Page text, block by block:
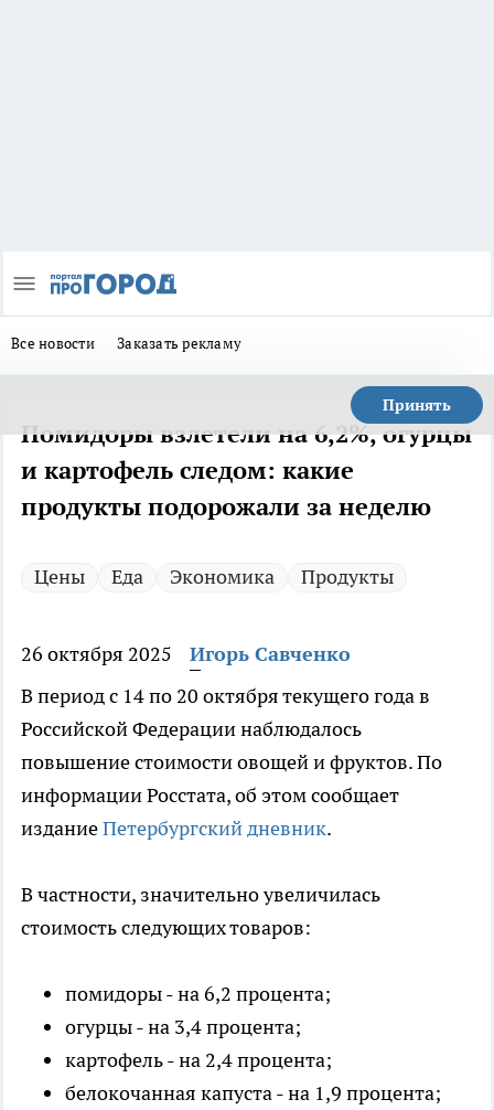
Все новости Заказать рекламу
Принять
Помидоры взлетели на 6,2%, огурцы
и картофель следом: какие
продукты подорожали за неделю
Цены Еда Экономика Продукты
26 октября 2025
Игорь Савченко
В период с 14 по 20 октября текущего года в
Российской Федерации наблюдалось
повышение стоимости овощей и фруктов. По
информации Росстата, об этом сообщает
изданиеПетербургский дневник.
В частности, значительно увеличилась
стоимость следующих товаров:
помидоры - на 6,2 процента;
огурцы - на 3,4 процента;
картофель - на 2,4 процента;
белокочанная капуста - на 1,9 процента;